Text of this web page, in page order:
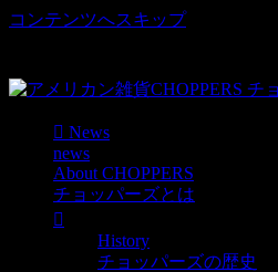
コンテンツへスキップ
News
news
About CHOPPERS
チョッパーズとは
History
チョッパーズの歴史